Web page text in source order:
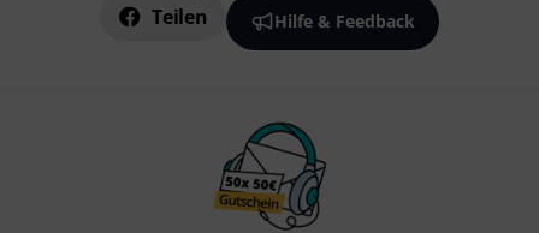
Teilen Hilfe & Feedback